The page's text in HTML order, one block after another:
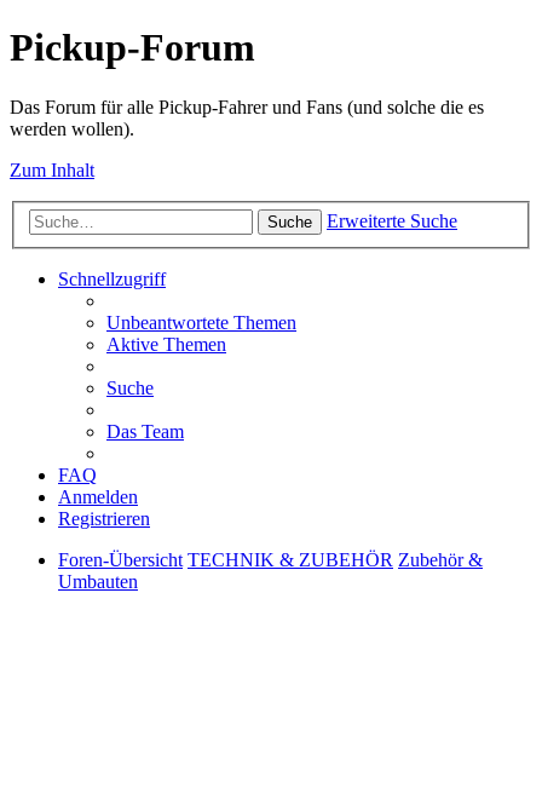
Pickup-Forum
Das Forum für alle Pickup-Fahrer und Fans (und solche die es
werden wollen).
Zum Inhalt
Suche Erweiterte Suche
Schnellzugriff
Unbeantwortete Themen
Aktive Themen
Suche
Das Team
FAQ
Anmelden
Registrieren
Foren-Übersicht TECHNIK & ZUBEHÖR Zubehör &
Umbauten